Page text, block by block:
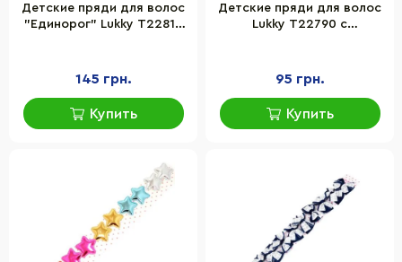
Детские пряди для волос
"Единорог" Lukky T22813
145 грн.
Купить
Детские пряди для волос
Lukky T22790 с
95 грн.
Купить